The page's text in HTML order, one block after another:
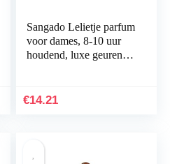
Sangado Lelietje parfum
voor dames, 8-10 uur
houdend, luxe geurend,
€14.21